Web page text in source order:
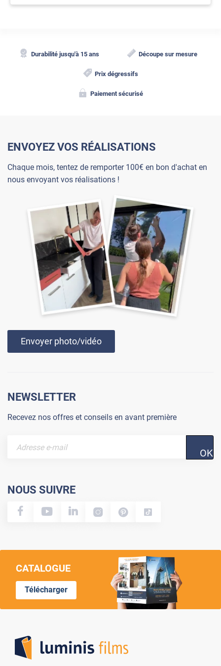
Durabilité jusqu'à 15 ans Découpe sur mesure
Prix dégressifs
Paiement sécurisé
ENVOYEZ VOS RÉALISATIONS
Chaque mois, tentez de remporter 100€ en bon d'achat en
nous envoyant vos réalisations !
Envoyer photo/vidéo
NEWSLETTER
Recevez nos offres et conseils en avant première
OK
NOUS SUIVRE
CATALOGUE
Télécharger